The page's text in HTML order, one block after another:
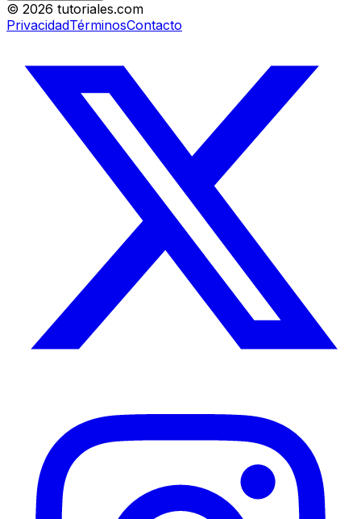
© 2026 tutoriales.com
PrivacidadTérminosContacto